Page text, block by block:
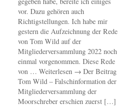
vor. Dazu gehören auch
Richtigstellungen. Ich habe mir
gestern die Aufzeichnung der Rede
von Tom Wild auf der
Mitgliederversammlung 2022 noch
einmal vorgenommen. Diese Rede
von … Weiterlesen → Der Beitrag
Tom Wild – Falschinformation der
Mitgliederversammlung der
Moorschreber erschien zuerst […]